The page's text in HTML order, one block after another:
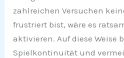
zahlreichen Versuchen
frustriert bist, wäre es
aktivieren. Auf diese Weise
Spielkontinuität und